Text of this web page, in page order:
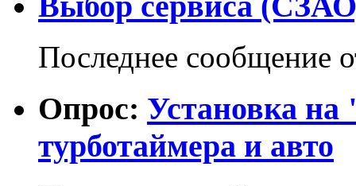
Последнее сообщение
Опрос: Установка на
турботаймера и авто